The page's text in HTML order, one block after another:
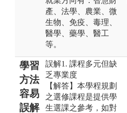
產、法學、農業、微
生物、免疫、毒理、
醫學、藥學、醫工
等。
學習
方法
容易
誤解
誤解1. 課程多元但缺
乏專業度
【解答】本學程規劃
之選修課程是提供學
生選課之參考，如對